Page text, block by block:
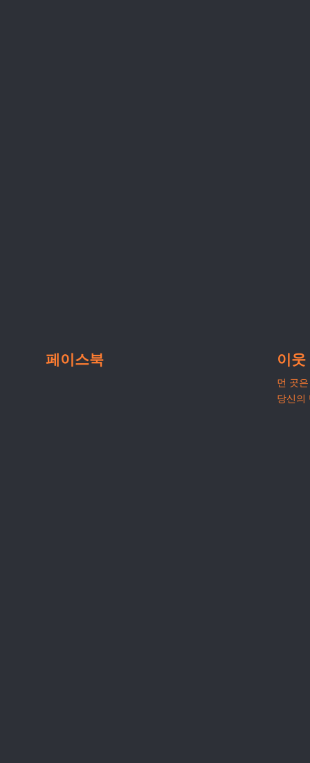
페이스북 이웃
먼 곳
당신의